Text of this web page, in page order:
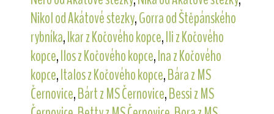
Nikol od Akátové stezky,Gorra od Štěpánského
rybníka,Ikar z Kočového kopce,Ili z Kočového
kopce,Ilos z Kočového kopce,Ina z Kočového
kopce,Italos z Kočového kopce,Bára z MS
Černovice,Bárt z MS Černovice,Bessi z MS